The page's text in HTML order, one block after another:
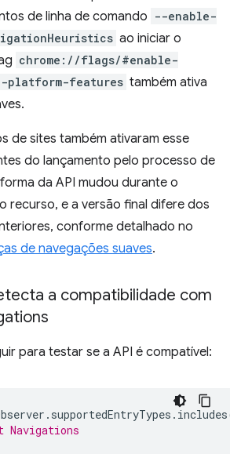
de linha de comando --enable-
ao iniciar o
chrome://flags/#enable-
platform-features também ativa
de sites também ativaram esse
do lançamento pelo processo de
da API mudou durante o
recurso, e a versão final difere dos
conforme detalhado no
de navegações suaves.
a compatibilidade com
para testar se a API é compatível:
. supportedEntryTypes . includes